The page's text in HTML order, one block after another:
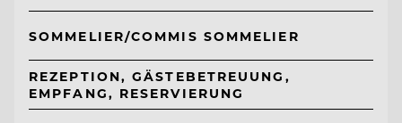
SOMMELIER/COMMIS SOMMELIER
REZEPTION, GÄSTEBETREUUNG,
EMPFANG, RESERVIERUNG